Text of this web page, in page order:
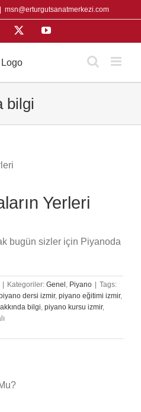
msn@erturgutsanatmerkezi.com
YouTube
bilgi
Yerleri
bugün sizler için Piyanoda
| Kategoriler: Genel Piyano | Tags:
dersi izmir, piyano eğitimi izmir,
bilgi piyano kursu izmir,